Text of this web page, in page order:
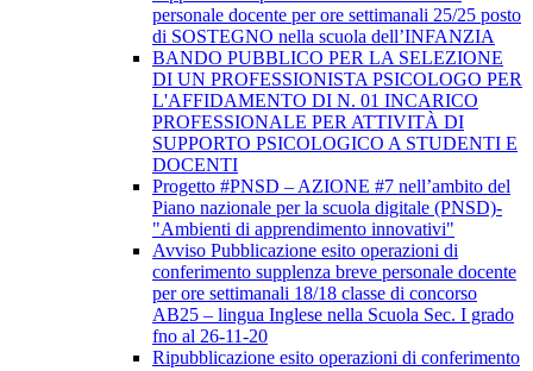
personale docente per ore settimanali 25/25 posto
di SOSTEGNO nella scuola dell’INFANZIA
BANDO PUBBLICO PER LA SELEZIONE
DI UN PROFESSIONISTA PSICOLOGO PER
L'AFFIDAMENTO DI N. 01 INCARICO
PROFESSIONALE PER ATTIVITÀ DI
SUPPORTO PSICOLOGICO A STUDENTI E
DOCENTI
Progetto #PNSD – AZIONE #7 nell’ambito del
Piano nazionale per la scuola digitale (PNSD)-
"Ambienti di apprendimento innovativi"
Avviso Pubblicazione esito operazioni di
conferimento supplenza breve personale docente
per ore settimanali 18/18 classe di concorso
AB25 – lingua Inglese nella Scuola Sec. I grado
fno al 26-11-20
Ripubblicazione esito operazioni di conferimento